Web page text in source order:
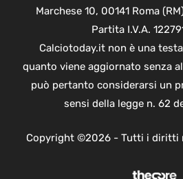
Marchese 10, 00141 Roma
Partita I.V.A.
Calciotoday.it non è una
quanto viene aggiornato senza
può pertanto considerarsi un
sensi della legge n. 62
Copyright ©2026 - Tutti i diritti